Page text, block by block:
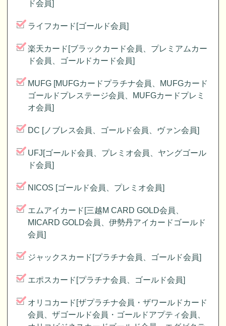
ド会員]
ライフカード[ゴールド会員]
楽天カード[ブラックカード会員、プレミアムカー
ド会員、ゴールドカード会員]
MUFG [MUFGカードプラチナ会員、MUFGカード
ゴールドプレステージ会員、MUFGカードプレミ
オ会員]
DC [ノブレス会員、ゴールド会員、ヴァン会員]
UFJ[ゴールド会員、プレミオ会員、ヤングゴール
ド会員]
NICOS [ゴールド会員、プレミオ会員]
エムアイカード[三越M CARD GOLD会員、
MICARD GOLD会員、伊勢丹アイカードゴールド
会員]
ジャックスカード[プラチナ会員、ゴールド会員]
エポスカード[プラチナ会員、ゴールド会員]
オリコカード[ザプラチナ会員・ザワールドカード
会員、ザゴールド会員・ゴールドアプティ会員、